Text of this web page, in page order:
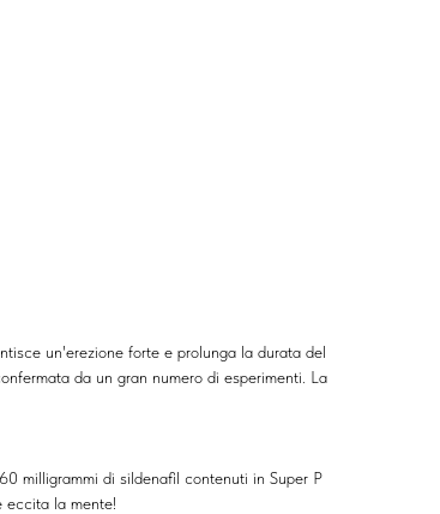
un'erezione forte e prolunga la durata del
da un gran numero di esperimenti. La
milligrammi di sildenafil contenuti in Super P
eccita la mente!